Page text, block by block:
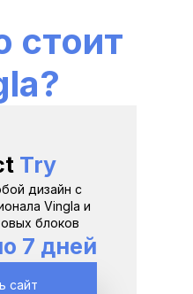
стоит
Try
дизайн с
Vingla и
блоков
7 дней
сайт